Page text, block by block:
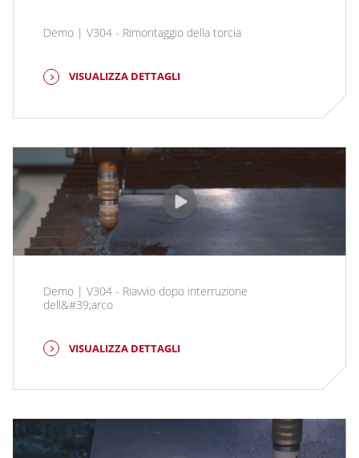
Demo | V304 - Rimontaggio della torcia
VISUALIZZA DETTAGLI
Demo | V304 - Riavvio dopo interruzione
dell&#39;arco
VISUALIZZA DETTAGLI